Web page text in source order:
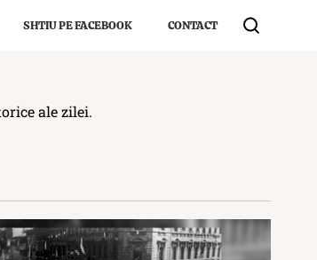
SHTIU PE FACEBOOK CONTACT
ale zilei.